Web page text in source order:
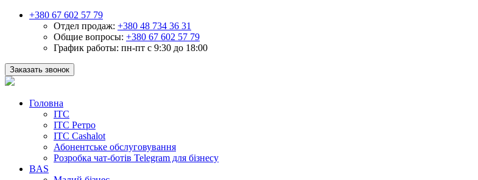
+380 67 602 57 79
Отдел продаж: +380 48 734 36 31
Общие вопросы: +380 67 602 57 79
График работы: пн-пт с 9:30 до 18:00
Заказать звонок
Головна
ІТС
ІТС Ретро
ІТС Cashalot
Абонентське обслуговування
Розробка чат-ботів Telegram для бізнесу
BAS